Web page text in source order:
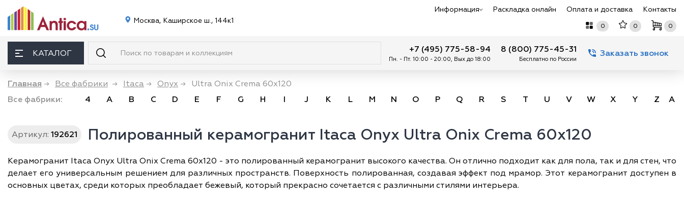
Москва, Каширское ш., 144к1
Информация Раскладка онлайн Оплата и доставка Контакты
0 0 0
КАТАЛОГ +7 (495) 775-58-94
Пн. - Пт. 10:00 - 20:00, Вых до 18:00
8 (800) 775-45-31
Бесплатно по России
Заказать звонок
Главная → Все фабрики → Itaca → Onyx →
Ultra Onix Crema 60x120
Все фабрики:
4 A B C D E F G H I J K L M N O P Q R S T U V W X Y Z А -
Артикул: 192621 Полированный керамогранит Itaca Onyx Ultra Onix Crema 60x120
Керамогранит Itaca Onyx Ultra Onix Crema 60x120 - это полированный керамогранит высокого качества. Он отлично подходит как для пола, так и для стен, что
делает его универсальным решением для различных пространств. Поверхность полированная, создавая эффект под мрамор. Этот керамогранит доступен в
основных цветах, среди которых преобладает бежевый, который прекрасно сочетается с различными стилями интерьера.